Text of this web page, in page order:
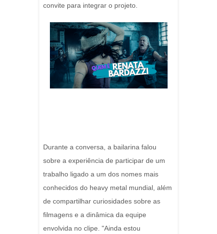
convite para integrar o projeto.
Durante a conversa, a bailarina falou
sobre a experiência de participar de um
trabalho ligado a um dos nomes mais
conhecidos do heavy metal mundial, além
de compartilhar curiosidades sobre as
filmagens e a dinâmica da equipe
envolvida no clipe. "Ainda estou